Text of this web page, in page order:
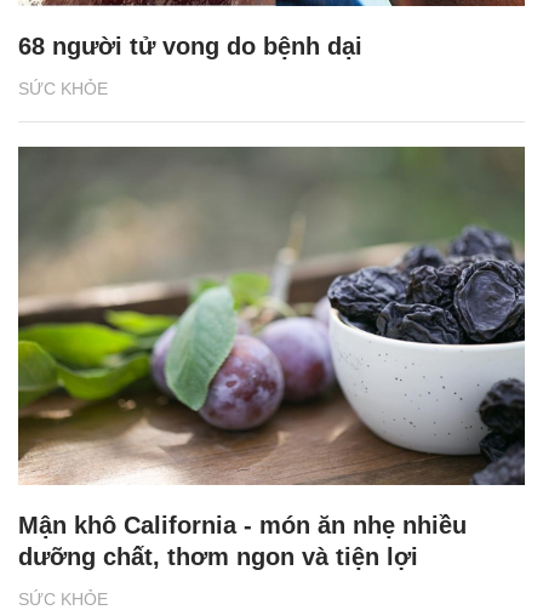
SỨC KHỎE
68 người tử vong do bệnh dại
SỨC KHỎE
Mận khô California - món ăn nhẹ nhiều
dưỡng chất, thơm ngon và tiện lợi